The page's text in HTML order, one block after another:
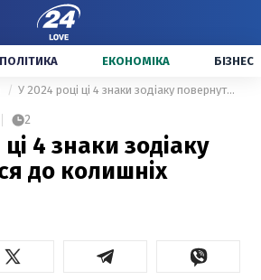
ЕКОНОМІКА БІЗНЕС
У 2024 році ці 4 знаки зодіаку повернуться до колишніх
2
4 знаки зодіаку
до колишніх